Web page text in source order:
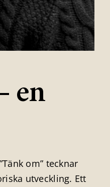
en
om” tecknar
utveckling. Ett